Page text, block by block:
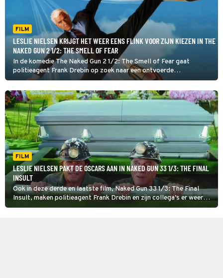
FILM
LESLIE NIELSEN KRIJGT HET WEER EENS FLINK VOOR ZIJN KIEZEN IN THE
NAKED GUN 2 1/2: THE SMELL OF FEAR
In de komedie The Naked Gun 2 1/2: The Smell of Fear gaat
politieagent Frank Drebin op zoek naar een ontvoerde
wetenschapper. Dat levert de nodige chaos op.
FILM
LESLIE NIELSEN PAKT DE OSCARS AAN IN NAKED GUN 33 1/3: THE FINAL
INSULT
Ook in deze derde en laatste film, Naked Gun 33 1/3: The Final
Insult, maken politieagent Frank Drebin en zijn collega’s er weer
één grote chaos van.